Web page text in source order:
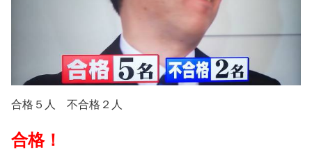
合格５人 不合格２人
合格！